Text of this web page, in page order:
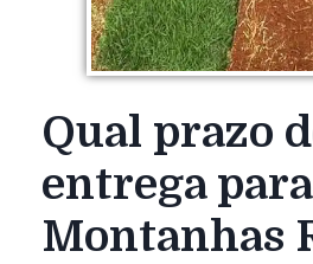
Qual prazo
entrega para
Montanhas